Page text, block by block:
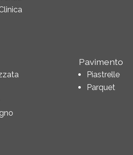
Pavimento
Piastrelle
Parquet